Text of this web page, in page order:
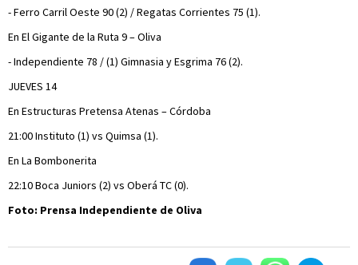
- Ferro Carril Oeste 90 (2) / Regatas Corrientes 75 (1).
En El Gigante de la Ruta 9 – Oliva
- Independiente 78 / (1) Gimnasia y Esgrima 76 (2).
JUEVES 14
En Estructuras Pretensa Atenas – Córdoba
21:00 Instituto (1) vs Quimsa (1).
En La Bombonerita
22:10 Boca Juniors (2) vs Oberá TC (0).
Foto: Prensa Independiente de Oliva